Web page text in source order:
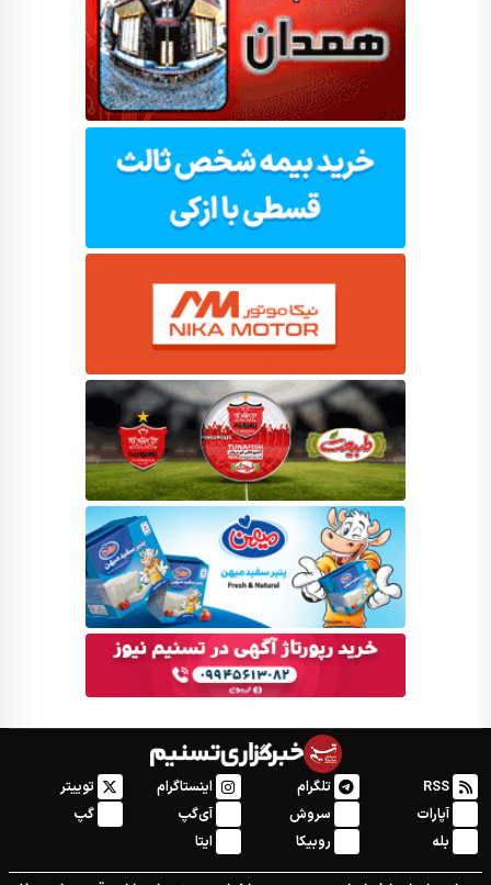
RSS تلگرام اینستاگرام
توییتر
آپارات
سروش آی‌گپ
گپ
بله
روبیکا ایتا